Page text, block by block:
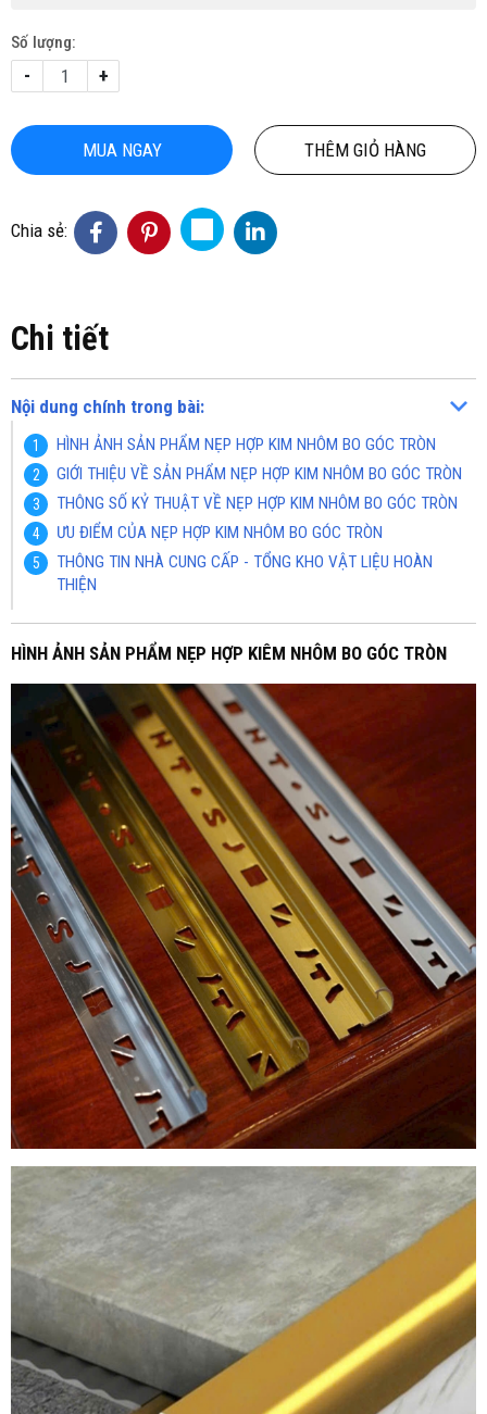
Số lượng:
- +
MUA NGAY THÊM GIỎ HÀNG
Chia sẻ:
Chi tiết
Nội dung chính trong bài:
HÌNH ẢNH SẢN PHẨM NẸP HỢP KIM NHÔM BO GÓC TRÒN
GIỚI THIỆU VỀ SẢN PHẨM NẸP HỢP KIM NHÔM BO GÓC TRÒN
THÔNG SỐ KỶ THUẬT VỀ NẸP HỢP KIM NHÔM BO GÓC TRÒN
ƯU ĐIỂM CỦA NẸP HỢP KIM NHÔM BO GÓC TRÒN
THÔNG TIN NHÀ CUNG CẤP - TỔNG KHO VẬT LIỆU HOÀN
THIỆN
HÌNH ẢNH SẢN PHẨM NẸP HỢP KIÊM NHÔM BO GÓC TRÒN